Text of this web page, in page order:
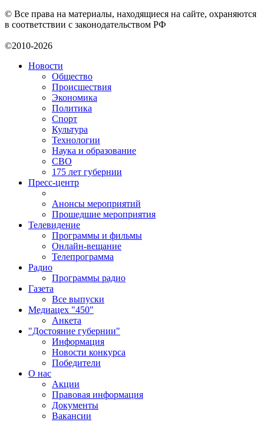
© Все права на материалы, находящиеся на сайте, охраняются
в соответствии с законодательством РФ
©2010-2026
Новости
Общество
Происшествия
Экономика
Политика
Спорт
Культура
Технологии
Наука и образование
СВО
175 лет губернии
Пресс-центр
Анонсы мероприятий
Прошедшие мероприятия
Телевидение
Программы и фильмы
Онлайн-вещание
Телепрограмма
Радио
Программы радио
Газета
Все выпуски
Медиацех "450"
Анкета
"Достояние губернии"
Информация
Новости конкурса
Победители
О нас
Акции
Правовая информация
Документы
Вакансии